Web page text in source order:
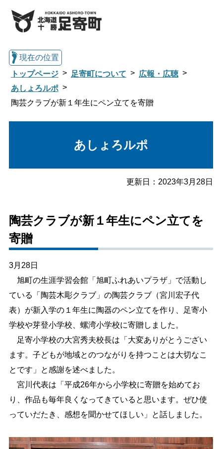
総合トップへ戻る
くらし・行政情報トップ
暮らし・手続き
しごと・産業
文字サイズ
標準 拡大
色合い
白 黒 黄 青
リセット
language
現在の位置
トップページ
足寄町について
広報・広聴
あしょろルポ
陶芸クラブが新１年生にペン立てを寄贈
あしょろルポ
更新日： 2023年3月28日
陶芸クラブが新１年生にペン立てを
寄贈
3月28日
旭町の生涯学習会館「旭町ふれあいプラザ」で活動し
ている「陶芸木彫クラブ」の陶芸クラブ（宮川宏子代
表）が新入学の１年生に陶器のペン立てを作り、足寄小
学校や芽登小学校、螺湾小学校に寄贈しました。
足寄小学校の大宮秀夫校長は「大変ありがとうござい
ます。子どもが地域とのつながりを持つことは大切なこ
とです」と感謝を述べました。
宮川代表は「平成26年から小学校に寄贈を始めてお
り、作品も毎年良くなってきていると思います。ぜひ使
っていだたき、感想を聞かせてほしい」と話しました。